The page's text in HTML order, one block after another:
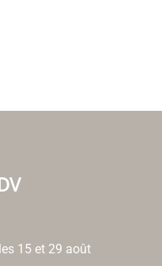
15 et 29 août